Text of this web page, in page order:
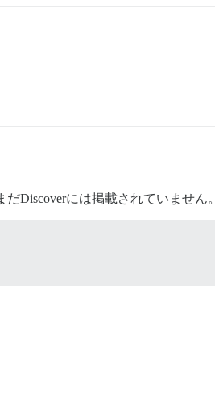
Discoverには掲載されていません。